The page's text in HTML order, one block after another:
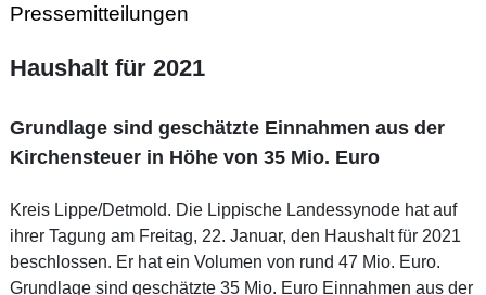
Pressemitteilungen
Haushalt für 2021
Grundlage sind geschätzte Einnahmen aus der
Kirchensteuer in Höhe von 35 Mio. Euro
Kreis Lippe/Detmold. Die Lippische Landessynode hat auf
ihrer Tagung am Freitag, 22. Januar, den Haushalt für 2021
beschlossen. Er hat ein Volumen von rund 47 Mio. Euro.
Grundlage sind geschätzte 35 Mio. Euro Einnahmen aus der